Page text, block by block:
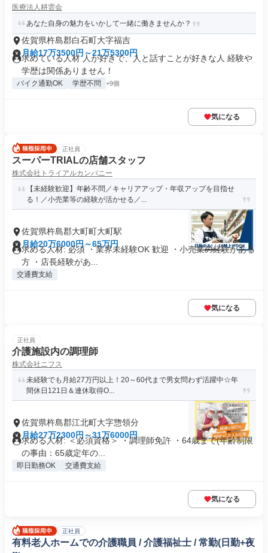
医療法人耕雲会
あなた自身の魅力をいかして一緒に働きませんか？
佐賀県杵島郡白石町大字福吉
月給17万3500円～21万5300円
求めている人材 人が好きで、人と話すことが好きな人 経験や
学歴は関係ありません！
バイク通勤OK 学歴不問 +9個
気になる
正社員
スーパーTRIALの店舗スタッフ
株式会社トライアルカンパニー
【未経験歓迎】年齢不問／キャリアアップ・年収アップを目指せ
る！／小売業等の経験が活かせる／...
佐賀県杵島郡大町町大町駅
月給20万6000円～65万円
求める人材: 必須 ・業界未経験OK 歓迎 ・小売業の経験がある
方 ・店長経験があ...
交通費支給
気になる
正社員
介護施設内の調理師
株式会社ニフス
未経験でも月給27万円以上！20～60代まで男女問わず活躍中☆年
間休日121日＆連休取得O...
佐賀県杵島郡江北町大字惣領分
月給27万2300円～31万6000円
求める人材: ＜必須資格＞ ・調理師免許 ・64歳まで(年齢制限
の事由：65歳定年の...
即日勤務OK 交通費支給
気になる
正社員
有料老人ホームでの介護職員 / 介護福祉士 / 常勤(日勤+夜